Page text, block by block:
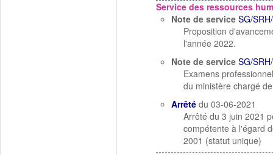
Service des ressources
Note de service SG/
Proposition
l'année 2022.
Note de service SG/
Examens
du ministère chargé
Arrêté du 03-06-2021
Arrêté du 3 juin 2021
compétente à l'égard
2001 (statut unique)